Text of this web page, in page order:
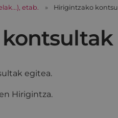
etab.
Hirigintzako
egitea.
Hirigintza.